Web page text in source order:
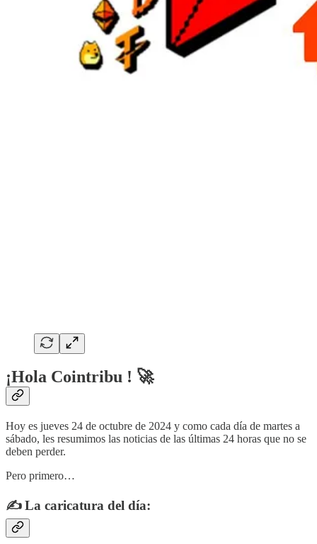
¡Hola Cointribu ! 🚀
Hoy es jueves 24 de octubre de 2024 y como cada día de martes a
sábado, les resumimos las noticias de las últimas 24 horas que no se
deben perder.
Pero primero…
✍️ La caricatura del día: